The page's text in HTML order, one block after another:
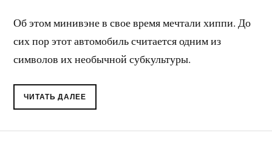
Об этом минивэне в свое время мечтали хиппи. До
сих пор этот автомобиль считается одним из
символов их необычной субкультуры.
ЧИТАТЬ ДАЛЕЕ